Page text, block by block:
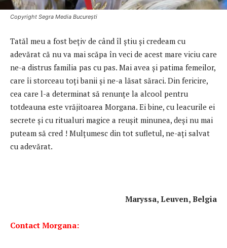
Copyright Segra Media București
Tatăl meu a fost bețiv de când îl ştiu şi credeam cu
adevărat că nu va mai scăpa în veci de acest mare viciu care
ne-a distrus familia pas cu pas. Mai avea şi patima femeilor,
care îi storceau toţi banii și ne-a lăsat săraci. Din fericire,
cea care l-a determinat să renunţe la alcool pentru
totdeauna este vrăjitoarea Morgana. Ei bine, cu leacurile ei
secrete şi cu ritualuri magice a reuşit minunea, deși nu mai
puteam să cred ! Mulţumesc din tot sufletul, ne-ați salvat
cu adevărat.
Maryssa, Leuven, Belgia
Contact Morgana: